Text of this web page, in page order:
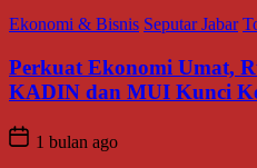
Ekonomi & Bisnis Seputar Jabar
Perkuat Ekonomi Umat,
KADIN dan MUI Kunci
1 bulan ago